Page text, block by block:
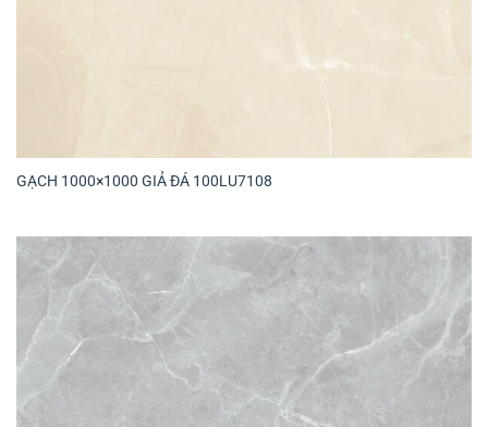
GẠCH 1000×1000 GIẢ ĐÁ 100LU7108